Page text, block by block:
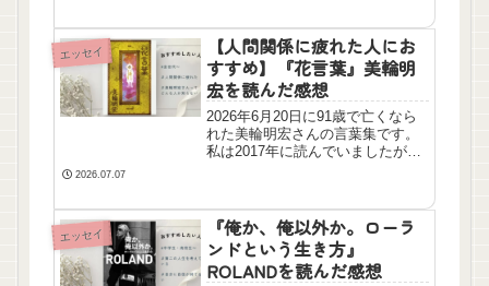
しい一冊です。読んだ後、いつも
の風景が少しだけ温かく見えてく
るはずですよ。
エッセイ
【人間関係に疲れた人にお
すすめ】『花言葉』美輪明
宏を読んだ感想
2026年6月20日に91歳で亡くなら
れた美輪明宏さんの言葉集です。
私は2017年に読んでいましたが、
すすめです。
2026.07.07
エッセイ
『俺か、俺以外か。ローラ
ンドという生き方』
ROLANDを読んだ感想